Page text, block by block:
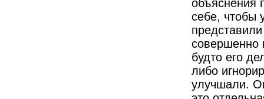
объяснения
себе, чтобы
совершенно
будто его
либо
улучшали.